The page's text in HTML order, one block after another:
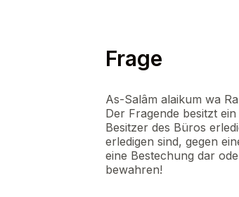
Frage
As-Salâm alaikum wa
Der Fragende besitzt
Besitzer des Büros
erledigen sind, gegen
eine Bestechung dar
bewahren!